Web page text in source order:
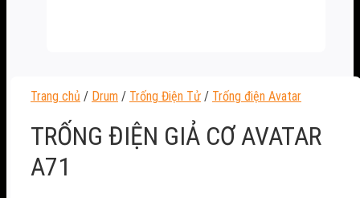
Trang chủ / Drum / Trống Điện Tử / Trống điện Avatar
TRỐNG ĐIỆN GIẢ CƠ AVATAR
A71